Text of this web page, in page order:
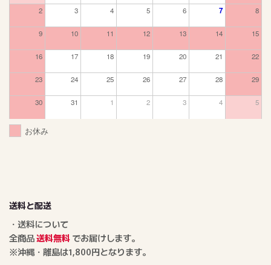
2 3 4 5 6 7 8
9 10 11 12 13 14 15
16 17 18 19 20 21 22
23 24 25 26 27 28 29
30 31 1 2 3 4 5
お休み
送料と配送
・送料について
全商品送料無料でお届けします。
※沖縄・離島は1,800円となります。